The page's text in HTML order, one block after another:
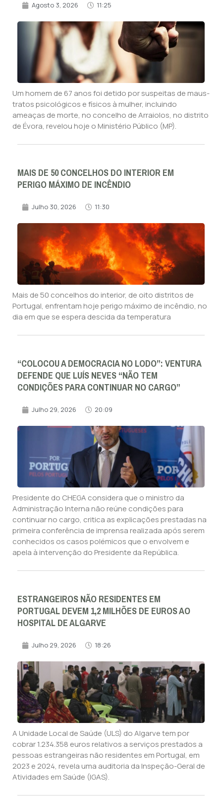
Agosto 3, 2026 11:25
Um homem de 67 anos foi detido por suspeitas de maus-
tratos psicológicos e físicos à mulher, incluindo
ameaças de morte, no concelho de Arraiolos, no distrito
de Évora, revelou hoje o Ministério Público (MP).
MAIS DE 50 CONCELHOS DO INTERIOR EM
PERIGO MÁXIMO DE INCÊNDIO
Julho 30, 2026 11:30
Mais de 50 concelhos do interior, de oito distritos de
Portugal, enfrentam hoje perigo máximo de incêndio, no
dia em que se espera descida da temperatura
“COLOCOU A DEMOCRACIA NO LODO”: VENTURA
DEFENDE QUE LUÍS NEVES “NÃO TEM
CONDIÇÕES PARA CONTINUAR NO CARGO”
Julho 29, 2026 20:09
Presidente do CHEGA considera que o ministro da
Administração Interna não reúne condições para
continuar no cargo, critica as explicações prestadas na
primeira conferência de imprensa realizada após serem
conhecidos os casos polémicos que o envolvem e
apela à intervenção do Presidente da República.
ESTRANGEIROS NÃO RESIDENTES EM
PORTUGAL DEVEM 1,2 MILHÕES DE EUROS AO
HOSPITAL DE ALGARVE
Julho 29, 2026 18:26
A Unidade Local de Saúde (ULS) do Algarve tem por
cobrar 1.234.358 euros relativos a serviços prestados a
pessoas estrangeiras não residentes em Portugal, em
2023 e 2024, revela uma auditoria da Inspeção-Geral de
Atividades em Saúde (IGAS).